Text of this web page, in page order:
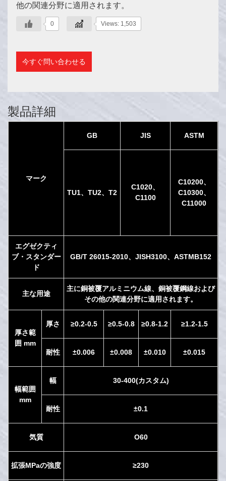
他の関連分野に適用されます。
0 Views: 1,503
今すぐ問い合わせる
製品詳細
マーク
GB JIS ASTM
TU1、 TU2、 T2
C1020、
C1100
C10200、
C10300、
C11000
エグゼクティ
ブ・スタンダー
ド
GB/T 26015-2010、 JISH3100、 ASTMB152
主な用途
主に銅被覆アルミニウム線、銅被覆鋼線および
その他の関連分野に適用されます。
厚さ範
囲 mm
厚さ ≥0.2-0.5 ≥0.5-0.8 ≥0.8-1.2 ≥1.2-1.5
耐性 ±0.006 ±0.008 ±0.010 ±0.015
幅範囲
mm
幅 30-400(カスタム)
耐性 ±0.1
気質 O60
拡張MPaの強度 ≥230